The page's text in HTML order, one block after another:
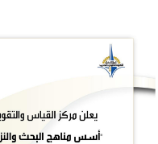
والصحة المهنية في